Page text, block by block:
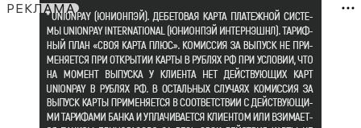
РЕКЛАМА